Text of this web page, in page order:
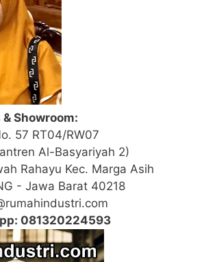
Showroom:
57 RT04/RW07
Al-Basyariyah 2)
Rahayu Kec. Marga Asih
- Jawa Barat 40218
081320224593